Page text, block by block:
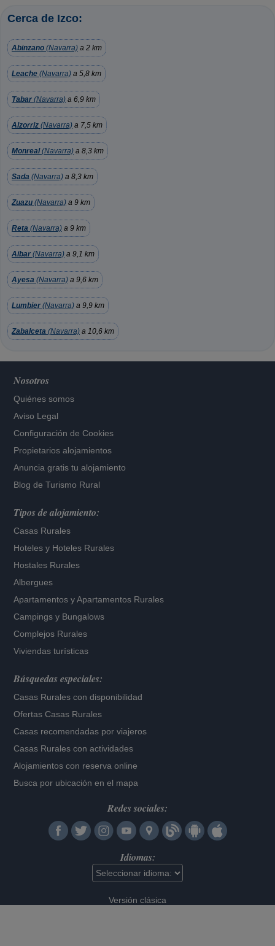
Cerca de Izco:
Abinzano (Navarra) a 2 km
Leache (Navarra) a 5,8 km
Tabar (Navarra) a 6,9 km
Alzorriz (Navarra) a 7,5 km
Monreal(Navarra) a 8,3 km
Sada (Navarra) a 8,3 km
Zuazu (Navarra) a 9 km
Reta (Navarra) a 9 km
Aibar (Navarra) a 9,1 km
Ayesa (Navarra) a 9,6 km
Lumbier (Navarra) a 9,9 km
Zabalceta (Navarra) a 10,6 km
Nosotros
Quiénes somos
Aviso Legal
Configuración de Cookies
Propietarios alojamientos
Anuncia gratis tu alojamiento
Blog de Turismo Rural
Tipos de alojamiento:
Casas Rurales
Hoteles y Hoteles Rurales
Hostales Rurales
Albergues
Apartamentos yApartamentos Rurales
Campings y Bungalows
Complejos Rurales
Viviendas turísticas
Búsquedas especiales:
Casas Rurales con disponibilidad
Ofertas Casas Rurales
Casas recomendadas por viajeros
Casas Rurales con actividades
Alojamientos con reserva online
Busca por ubicación en el mapa
Redes sociales:
Idiomas:
Versión clásica